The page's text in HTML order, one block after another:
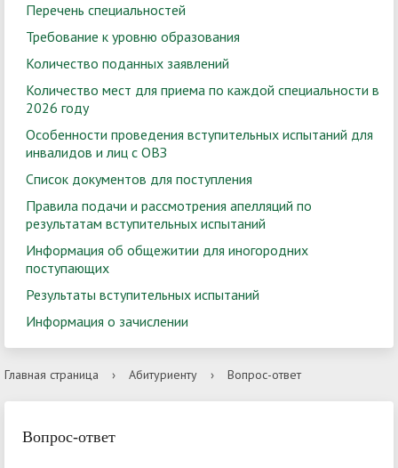
Перечень специальностей
Требование к уровню образования
Количество поданных заявлений
Количество мест для приема по каждой специальности в
2026 году
Особенности проведения вступительных испытаний для
инвалидов и лиц с ОВЗ
Список документов для поступления
Правила подачи и рассмотрения апелляций по
результатам вступительных испытаний
Информация об общежитии для иногородних
поступающих
Результаты вступительных испытаний
Информация о зачислении
Главная страница › Абитуриенту › Вопрос-ответ
Вопрос-ответ